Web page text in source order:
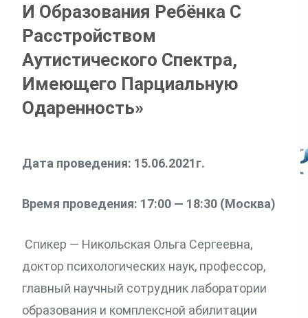
И Образования Ребёнка С
Расстройством
Аутистического Спектра,
Имеющего Парциальную
Одаренность»
Дата проведения: 15.06.2021г.
Время проведения: 17:00 — 18:30 (Москва)
Спикер — Никольская Ольга Сергеевна,
доктор психологических наук, профессор,
главный научный сотрудник лаборатории
образования и комплексной абилитации